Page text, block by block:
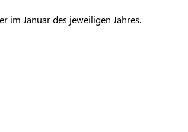
im Januar des jeweiligen Jahres.